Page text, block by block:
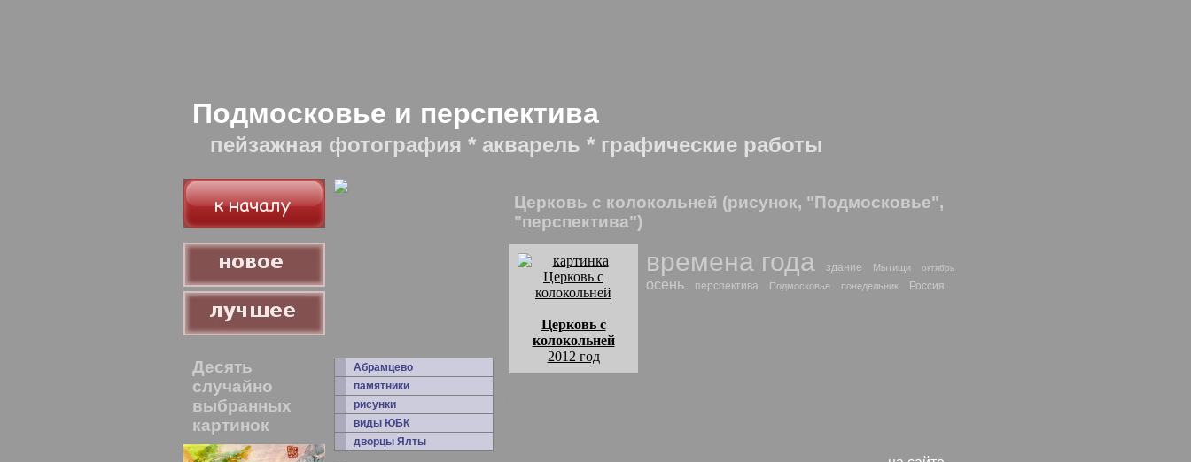
Подмосковье и перспектива
пейзажная фотография * акварель * графические работы
Десять
случайно
выбранных
картинок
Абрамцево
памятники
рисунки
виды ЮБК
дворцы Ялты
Церковь с колокольней (рисунок, "Подмосковье",
"перспектива")
Церковь с
колокольней
2012 год
времена года здание Мытищи октябрь
осень перспектива Подмосковье понедельник Россия